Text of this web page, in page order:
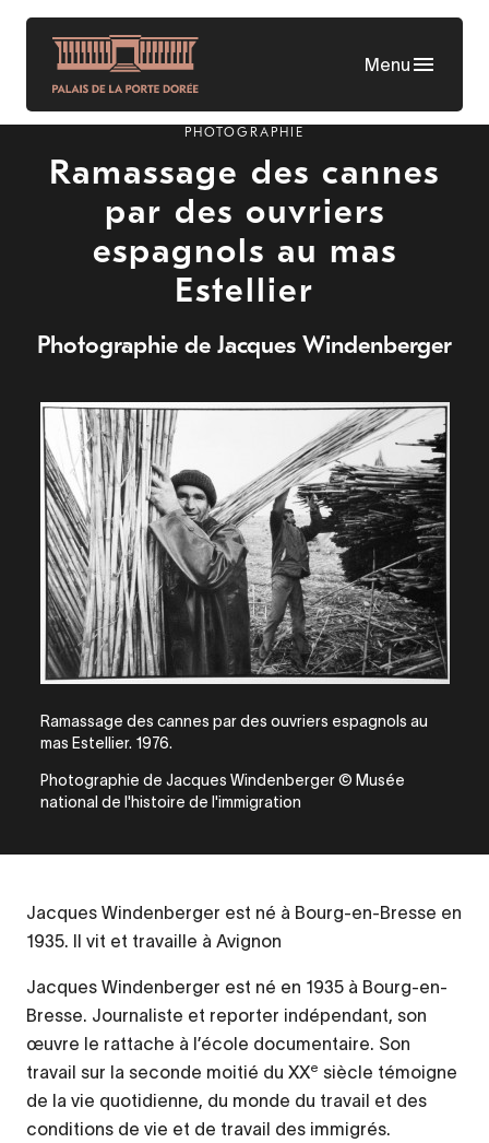
Aller
contenu
principal
Menu
PHOTOGRAPHIE
Ramassage des cannes
par des ouvriers
espagnols au mas
Estellier
Photographie de Jacques Windenberger
Ramassage des cannes par des ouvriers espagnols au
mas Estellier. 1976.
Photographie de Jacques Windenberger © Musée
national de l'histoire de l'immigration
Jacques Windenberger est né à Bourg-en-Bresse en
1935. Il vit et travaille à Avignon
Jacques Windenberger est né en 1935 à Bourg-en-
Bresse. Journaliste et reporter indépendant, son
œuvre le rattache à l’école documentaire. Son
travail sur la seconde moitié du XXe siècle témoigne
de la vie quotidienne, du monde du travail et des
conditions de vie et de travail des immigrés.